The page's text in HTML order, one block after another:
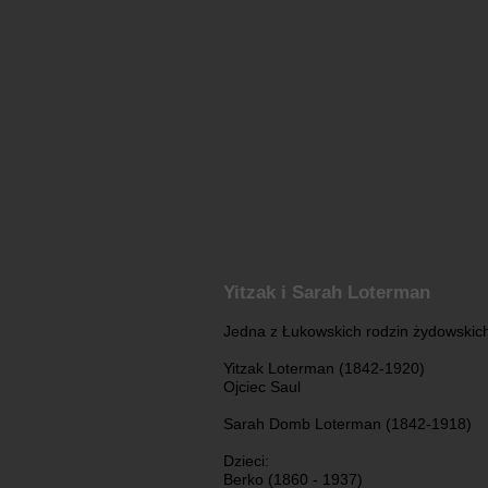
Yitzak i Sarah Loterman
Jedna z Łukowskich rodzin
Yitzak Loterman (1842-1920)
Ojciec Saul
Sarah Domb Loterman (1842-1918)
Dzieci:
Berko (1860 - 1937)